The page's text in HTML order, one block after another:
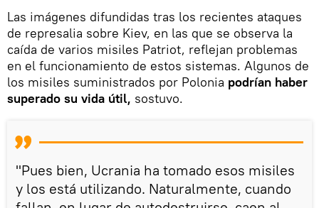
Las imágenes difundidas tras los recientes ataques
de represalia sobre Kiev, en las que se observa la
caída de varios misiles Patriot, reflejan problemas
en el funcionamiento de estos sistemas. Algunos de
los misiles suministrados por Polonia podrían haber
superado su vida útil, sostuvo.
"Pues bien, Ucrania ha tomado esos misiles
y los está utilizando. Naturalmente, cuando